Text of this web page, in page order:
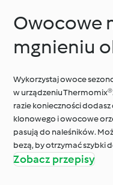
Owocowe
mgnieniu
Wykorzystaj owoce
w urządzeniu
razie konieczności
klonowego i owocowe
pasują do naleśników.
bezą, by otrzymać szybki
Zobacz przepisy